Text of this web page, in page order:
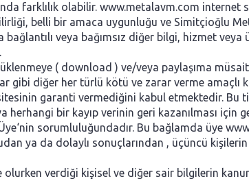
farklılık olabilir. www.metalavm.com
belli bir amaca uygunluğu ve Simitçioğlu
veya bağımsız diğer bilgi, hizmet
( download ) ve/veya paylaşıma
gibi diğer her türlü kötü ve zarar verme amaçlı
garanti vermediğini kabul etmektedir. Bu
bir kayıp verinin geri kazanılması için
sorumluluğundadır. Bu bağlamda üye
ya da dolaylı sonuçlarından , üçüncü
olurken verdiği kişisel ve diğer sair bilgilerin